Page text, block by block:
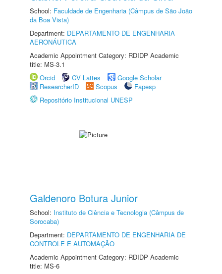
School: Faculdade de Engenharia (Câmpus de São João
da Boa Vista)
Department: DEPARTAMENTO DE ENGENHARIA
AERONÁUTICA
Academic Appointment Category: RDIDP Academic
title: MS-3.1
Orcid
CV Lattes
Google Scholar
ResearcherID
Scopus
Fapesp
Repositório Institucional UNESP
Galdenoro Botura Junior
School: Instituto de Ciência e Tecnologia (Câmpus de
Sorocaba)
Department: DEPARTAMENTO DE ENGENHARIA DE
CONTROLE E AUTOMAÇÃO
Academic Appointment Category: RDIDP Academic
title: MS-6